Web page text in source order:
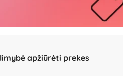
apžiūrėti prekes